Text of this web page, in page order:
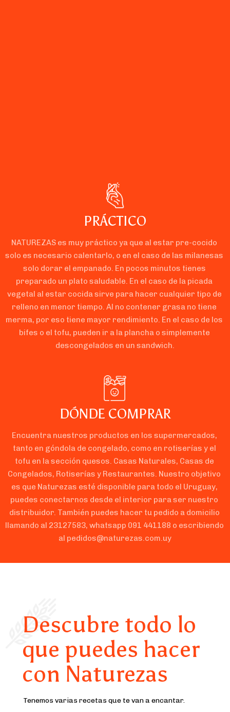
PRÁCTICO
NATUREZAS es muy práctico ya que al estar pre-cocido
solo es necesario calentarlo, o en el caso de las milanesas
solo dorar el empanado. En pocos minutos tienes
preparado un plato saludable. En el caso de la picada
vegetal al estar cocida sirve para hacer cualquier tipo de
relleno en menor tiempo. Al no contener grasa no tiene
merma, por eso tiene mayor rendimiento. En el caso de los
bifes o el tofu, pueden ir a la plancha o simplemente
descongelados en un sandwich.
DÓNDE COMPRAR
Encuentra nuestros productos en los supermercados,
tanto en góndola de congelado, como en rotiserías y el
tofu en la sección quesos. Casas Naturales, Casas de
Congelados, Rotiserías y Restaurantes. Nuestro objetivo
es que Naturezas esté disponible para todo el Uruguay,
puedes conectarnos desde el interior para ser nuestro
distribuidor. También puedes hacer tu pedido a domicilio
llamando al 23127583, whatsapp 091 441188 o escribiendo
al pedidos@naturezas.com.uy
Descubre todo lo
que puedes hacer
con Naturezas
Tenemos varias recetas que te van a encantar.